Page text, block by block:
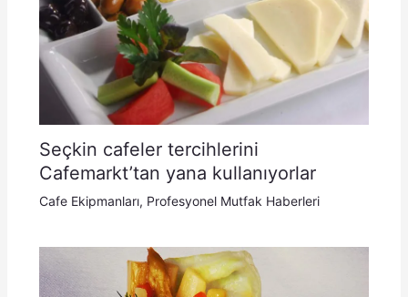
Seçkin cafeler tercihlerini
Cafemarkt’tan yana kullanıyorlar
Cafe Ekipmanları, Profesyonel Mutfak Haberleri